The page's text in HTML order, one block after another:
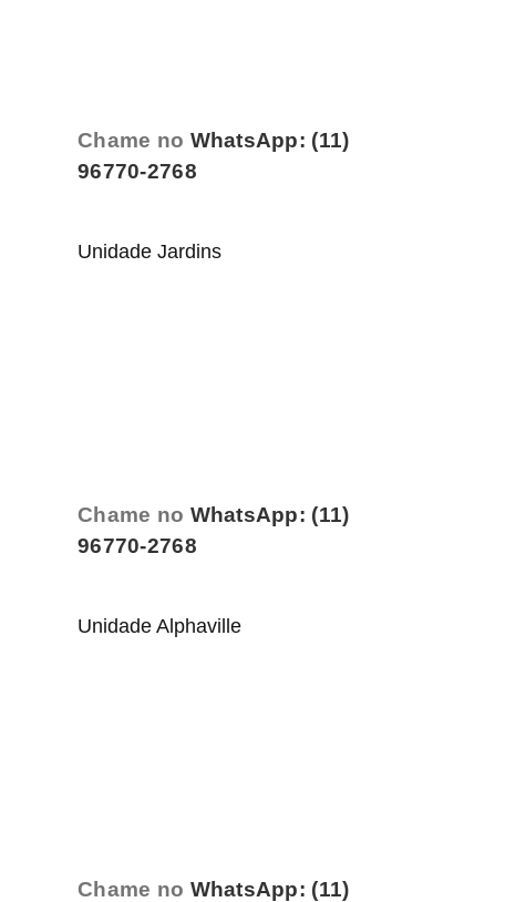
Chame no WhatsApp: (11)
96770-2768
Unidade Jardins
Chame no WhatsApp: (11)
96770-2768
Unidade Alphaville
Chame no WhatsApp: (11)